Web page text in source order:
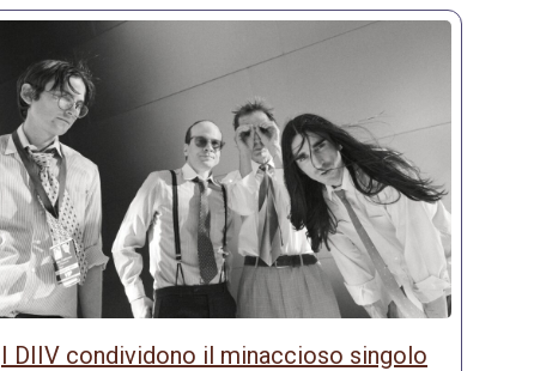
I DIIV condividono il minaccioso singolo